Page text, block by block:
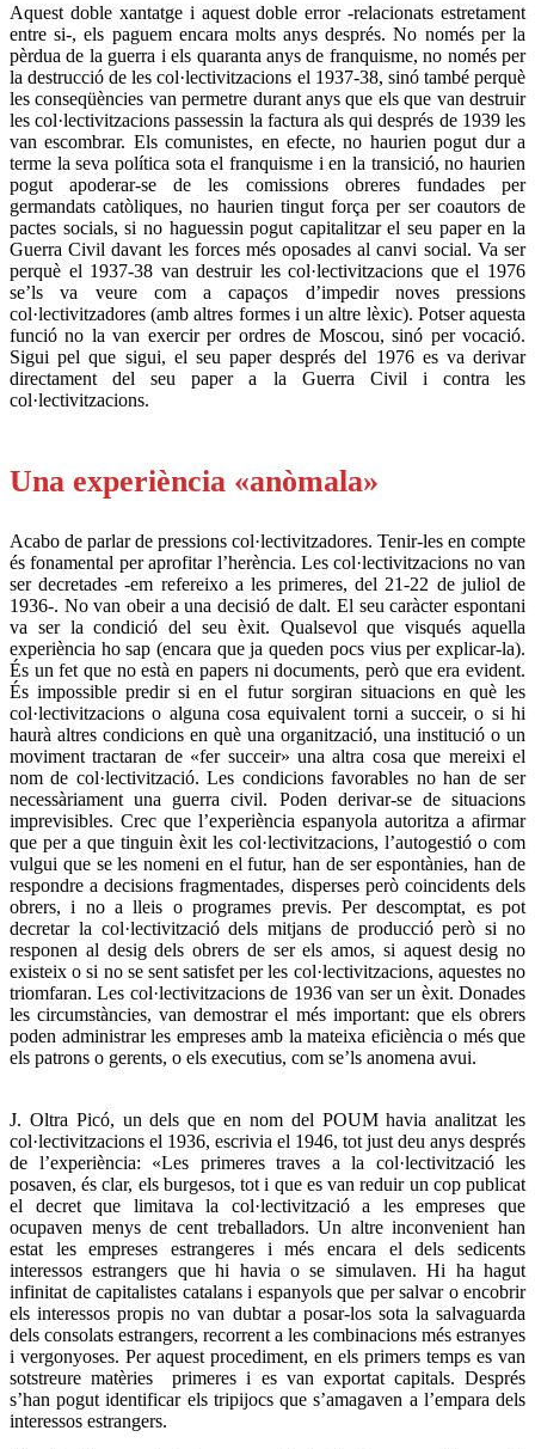
Aquest doble xantatge i aquest doble error -relacionats estretament
entre si-, els paguem encara molts anys després. No només per la
pèrdua de la guerra i els quaranta anys de franquisme, no només per
la destrucció de les col·lectivitzacions el 1937-38, sinó també perquè
les conseqüències van permetre durant anys que els que van destruir
les col·lectivitzacions passessin la factura als qui després de 1939 les
van escombrar. Els comunistes, en efecte, no haurien pogut dur a
terme la seva política sota el franquisme i en la transició, no haurien
pogut apoderar-se de les comissions obreres fundades per
germandats catòliques, no haurien tingut força per ser coautors de
pactes socials, si no haguessin pogut capitalitzar el seu paper en la
Guerra Civil davant les forces més oposades al canvi social. Va ser
perquè el 1937-38 van destruir les col·lectivitzacions que el 1976
se’ls va veure com a capaços d’impedir noves pressions
col·lectivitzadores (amb altres formes i un altre lèxic). Potser aquesta
funció no la van exercir per ordres de Moscou, sinó per vocació.
Sigui pel que sigui, el seu paper després del 1976 es va derivar
directament del seu paper a la Guerra Civil i contra les
col·lectivitzacions.
Una experiència «anòmala»
Acabo de parlar de pressions col·lectivitzadores. Tenir-les en compte
és fonamental per aprofitar l’herència. Les col·lectivitzacions no van
ser decretades -em refereixo a les primeres, del 21-22 de juliol de
1936-. No van obeir a una decisió de dalt. El seu caràcter espontani
va ser la condició del seu èxit. Qualsevol que visqués aquella
experiència ho sap (encara que ja queden pocs vius per explicar-la).
És un fet que no està en papers ni documents, però que era evident.
És impossible predir si en el futur sorgiran situacions en què les
col·lectivitzacions o alguna cosa equivalent torni a succeir, o si hi
haurà altres condicions en què una organització, una institució o un
moviment tractaran de «fer succeir» una altra cosa que mereixi el
nom de col·lectivització. Les condicions favorables no han de ser
necessàriament una guerra civil. Poden derivar-se de situacions
imprevisibles. Crec que l’experiència espanyola autoritza a afirmar
que per a que tinguin èxit les col·lectivitzacions, l’autogestió o com
vulgui que se les nomeni en el futur, han de ser espontànies, han de
respondre a decisions fragmentades, disperses però coincidents dels
obrers, i no a lleis o programes previs. Per descomptat, es pot
decretar la col·lectivització dels mitjans de producció però si no
responen al desig dels obrers de ser els amos, si aquest desig no
existeix o si no se sent satisfet per les col·lectivitzacions, aquestes no
triomfaran. Les col·lectivitzacions de 1936 van ser un èxit. Donades
les circumstàncies, van demostrar el més important: que els obrers
poden administrar les empreses amb la mateixa eficiència o més que
els patrons o gerents, o els executius, com se’ls anomena avui.
J. Oltra Picó, un dels que en nom del POUM havia analitzat les
col·lectivitzacions el 1936, escrivia el 1946, tot just deu anys després
de l’experiència: «Les primeres traves a la col·lectivització les
posaven, és clar, els burgesos, tot i que es van reduir un cop publicat
el decret que limitava la col·lectivització a les empreses que
ocupaven menys de cent treballadors. Un altre inconvenient han
estat les empreses estrangeres i més encara el dels sedicents
interessos estrangers que hi havia o se simulaven. Hi ha hagut
infinitat de capitalistes catalans i espanyols que per salvar o encobrir
els interessos propis no van dubtar a posar-los sota la salvaguarda
dels consolats estrangers, recorrent a les combinacions més estranyes
i vergonyoses. Per aquest procediment, en els primers temps es van
sotstreure matèries primeres i es van exportat capitals. Després
s’han pogut identificar els tripijocs que s’amagaven a l’empara dels
interessos estrangers.